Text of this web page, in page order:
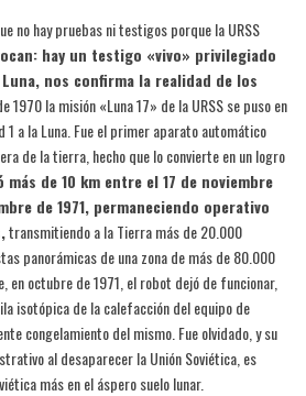
no hay pruebas ni testigos porque la URSS
hay un testigo «vivo» privilegiado
nos confirma la realidad de los
1970 la misión «Luna 17» de la URSS se puso en
1 a la Luna. Fue el primer aparato automático
de la tierra, hecho que lo convierte en un logro
de 10 km entre el 17 de noviembre
de 1971, permaneciendo operativo
transmitiendo a la Tierra más de 20.000
panorámicas de una zona de más de 80.000
en octubre de 1971, el robot dejó de funcionar,
isotópica de la calefacción del equipo de
congelamiento del mismo. Fue olvidado, y su
al desaparecer la Unión Soviética, es
más en el áspero suelo lunar.